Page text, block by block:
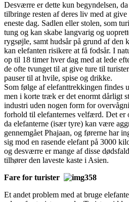
Desværre er dette kun begyndelsen,
tilbringe resten af deres liv med at
eneste dag. Sadlen eller stolen, som
tung og kan skabe langvarig og
rygsøjle, samt hudsår på grund af den
kan elefanten risikere at få fodsår. I
op til 18 timer hver dag med at lede
de ofte tvunget til at give ture til
pauser til at hvile, spise og drikke.
Som følge af elefanttrekkingen findes
men i korte træk er det enormt dårligt
industri uden nogen form for
forhold til elefanternes velfærd. Det er
da elefanterne (især tyre) kan være
gennemgået Phajaan, og førerne har
sig mod en rasende elefant på 3000
og desværre er mange af disse
tilhører den laveste kaste i Asien.
Fare for turister
Et andet problem med at bruge